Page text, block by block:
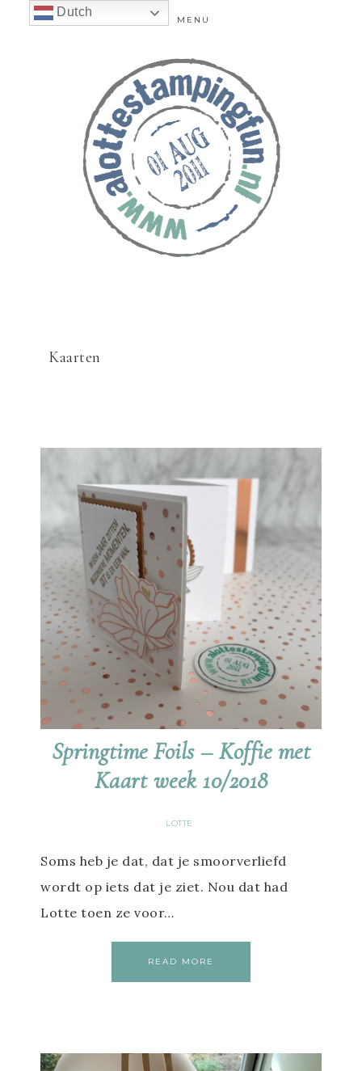
MENU
Kaarten
Springtime Foils – Koffie met
Kaart week 10/2018
LOTTE
Soms heb je dat, dat je smoorverliefd
wordt op iets dat je ziet. Nou dat had
Lotte toen ze voor…
READ MORE
Dutch